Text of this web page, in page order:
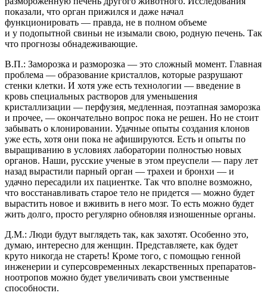
показали, что орган прижился и даже начал
функционировать — правда, не в полном объеме
и у подопытной свиньи не изымали свою, родную печень. Так
что прогнозы обнадеживающие.
В.П.: Заморозка и разморозка — это сложный момент. Главная
проблема — образование кристаллов, которые разрушают
стенки клетки. И хотя уже есть технологии — введение в
кровь специальных растворов для уменьшения
кристаллизации — перфузия, медленная, поэтапная заморозка
и прочее, — окончательно вопрос пока не решен. Но не стоит
забывать о клонировании. Удачные опыты создания клонов
уже есть, хотя они пока не афишируются. Есть и опыты по
выращиванию в условиях лаборатории полностью новых
органов. Наши, русские ученые в этом преуспели — пару лет
назад вырастили парный орган — трахеи и бронхи — и
удачно пересадили их пациентке. Так что вполне возможно,
что восстанавливать старое тело не придется — можно будет
вырастить новое и вживить в него мозг. То есть можно будет
жить долго, просто регулярно обновляя изношенные органы.
Д.М.: Люди будут выглядеть так, как захотят. Особенно это,
думаю, интересно для женщин. Представляете, как будет
круто никогда не стареть! Кроме того, с помощью генной
инженерии и суперсовременных лекарственных препаратов-
ноотропов можно будет увеличивать свои умственные
способности.